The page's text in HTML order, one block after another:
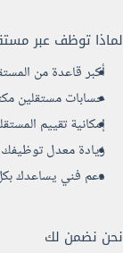
لماذا توظف عبر
أكبر قاعدة من
حسابات مستقلين
إمكانية تقييم
زيادة معدل
دعم فني يساعدك
نحن نضمن لك